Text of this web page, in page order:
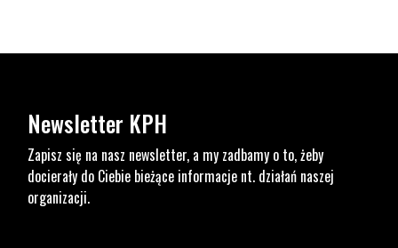
Newsletter KPH
Zapisz się na nasz newsletter, a my zadbamy o to, żeby
docierały do Ciebie bieżące informacje nt. działań naszej
organizacji.